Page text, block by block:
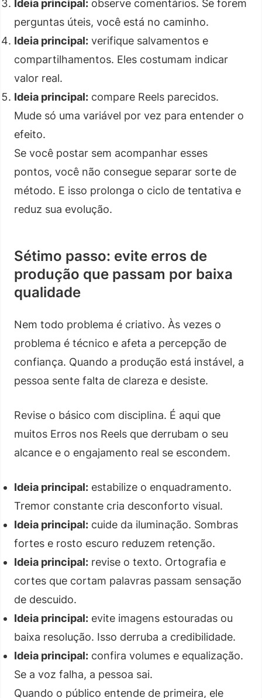
Ideia principal: observe comentários. Se forem
perguntas úteis, você está no caminho.
Ideia principal: verifique salvamentos e
compartilhamentos. Eles costumam indicar
valor real.
Ideia principal: compare Reels parecidos.
Mude só uma variável por vez para entender o
efeito.
Se você postar sem acompanhar esses
pontos, você não consegue separar sorte de
método. E isso prolonga o ciclo de tentativa e
reduz sua evolução.
Sétimo passo: evite erros de
produção que passam por baixa
qualidade
Nem todo problema é criativo. Às vezes o
problema é técnico e afeta a percepção de
confiança. Quando a produção está instável, a
pessoa sente falta de clareza e desiste.
Revise o básico com disciplina. É aqui que
muitos Erros nos Reels que derrubam o seu
alcance e o engajamento real se escondem.
Ideia principal: estabilize o enquadramento.
Tremor constante cria desconforto visual.
Ideia principal: cuide da iluminação. Sombras
fortes e rosto escuro reduzem retenção.
Ideia principal: revise o texto. Ortografia e
cortes que cortam palavras passam sensação
de descuido.
Ideia principal: evite imagens estouradas ou
baixa resolução. Isso derruba a credibilidade.
Ideia principal: confira volumes e equalização.
Se a voz falha, a pessoa sai.
Quando o público entende de primeira, ele